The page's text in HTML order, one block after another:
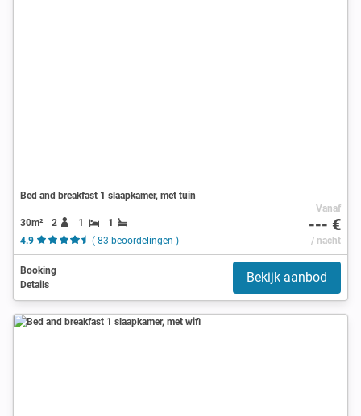
Bed and breakfast 1 slaapkamer, met tuin
30m² 2 1
1
4.9
( 83 beoordelingen )
Vanaf
--- €
/ nacht
Booking
Details
Bekijk aanbod